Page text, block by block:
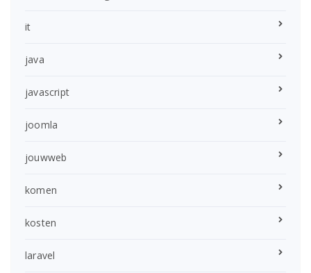
it
java
javascript
joomla
jouwweb
komen
kosten
laravel